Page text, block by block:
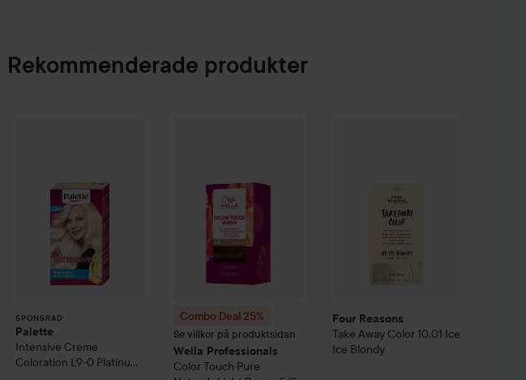
Rekommenderade produkter
SPONSRAD
Palette
Intensive Creme
Coloration L9-0 Platinum
Combo Deal 25%
Se villkor på produktsidan
Wella Professionals
Color Touch Pure
Four Reasons
Take Away Color 10.01 Ice
Ice Blondy